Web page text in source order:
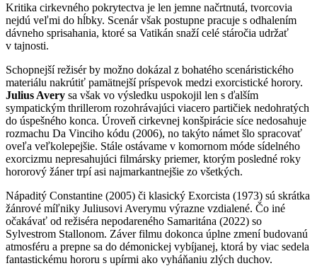
Kritika cirkevného pokrytectva je len jemne načrtnutá, tvorcovia
nejdú veľmi do hĺbky. Scenár však postupne pracuje s odhalením
dávneho sprisahania, ktoré sa Vatikán snaží celé stáročia udržať
v tajnosti.
Schopnejší režisér by možno dokázal z bohatého scenáristického
materiálu nakrútiť pamätnejší príspevok medzi exorcistické horory.
Julius Avery sa však vo výsledku uspokojil len s ďalším
sympatickým thrillerom rozohrávajúci viacero partičiek nedohratých
do úspešného konca. Úroveň cirkevnej konšpirácie síce nedosahuje
rozmachu Da Vinciho kódu (2006), no takýto námet šlo spracovať
oveľa veľkolepejšie. Stále ostávame v komornom móde sídelného
exorcizmu nepresahujúci filmársky priemer, ktorým posledné roky
hororový žáner trpí asi najmarkantnejšie zo všetkých.
Nápaditý Constantine (2005) či klasický Exorcista (1973) sú skrátka
žánrové míľniky Juliusovi Averymu výrazne vzdialené. Čo iné
očakávať od režiséra nepodareného Samaritána (2022) so
Sylvestrom Stallonom. Záver filmu dokonca úplne zmení budovanú
atmosféru a prepne sa do démonickej vybíjanej, ktorá by viac sedela
fantastickému hororu s upírmi ako vyháňaniu zlých duchov.